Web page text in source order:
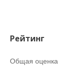
Рейтинг
Общая оценка